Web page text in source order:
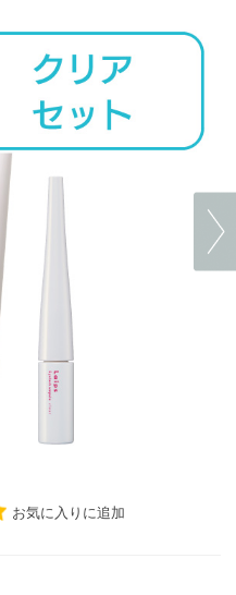
お気に入りに追加